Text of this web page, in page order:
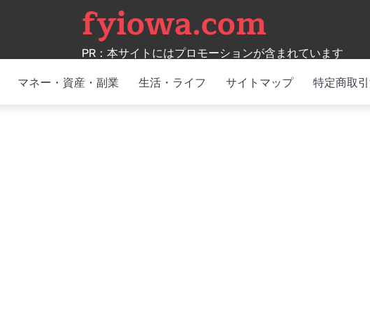
fyiowa.com
PR：本サイトにはプロモーションが含まれています
マネー・資産・副業 生活・ライフ サイトマップ 特定商取